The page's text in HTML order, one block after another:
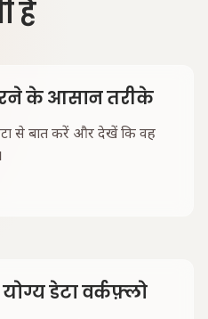
हैं
के आसान तरीके
से बात करें और देखें कि वह
डेटा वर्कफ़्लो